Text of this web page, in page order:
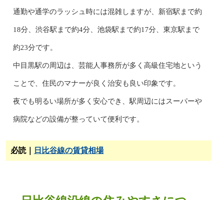
通勤や通学のラッシュ時には混雑しますが、新宿駅まで約
18分、渋谷駅まで約4分、池袋駅まで約17分、東京駅まで
約23分です。
中目黒駅の周辺は、芸能人事務所が多く高級住宅地という
ことで、住民のマナーが良く治安も良い印象です。
夜でも明るい場所が多く安心でき、駅周辺にはスーパーや
病院などの設備が整っていて便利です。
必読｜ 日比谷線の賃貸相場